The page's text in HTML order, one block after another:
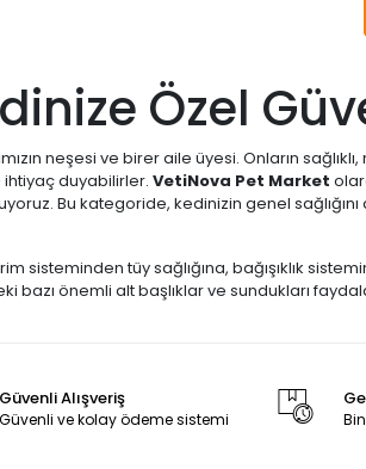
Özel
neşesi ve birer aile üyesi. Onların
duyabilirler. VetiNova Pet Market
Bu kategoride, kedinizin genel
sisteminden tüy sağlığına, bağışıklık
bazı önemli alt başlıklar ve sundukları
:Kedinizin bağışıklık sistemini
Güvenli Alışveriş
Güvenli ve kolay ödeme sistemi